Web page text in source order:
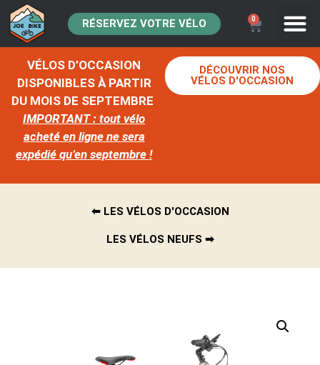
0
RÉSERVEZ VOTRE VÉLO
VÉLOS D’OCCASION
DISPONIBLES À PARTIR
DU MOIS DE SEPTEMBRE
IMPORTANT : tout vélo
acheté en ligne ne sera
expédié qu’en septembre !
DÉCOUVRIR NOS
VÉLOS D'OCCASION
⬅︎ LES VÉLOS D'OCCASION
LES VÉLOS NEUFS ➡︎